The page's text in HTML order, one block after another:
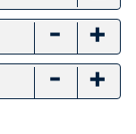
- +
- +